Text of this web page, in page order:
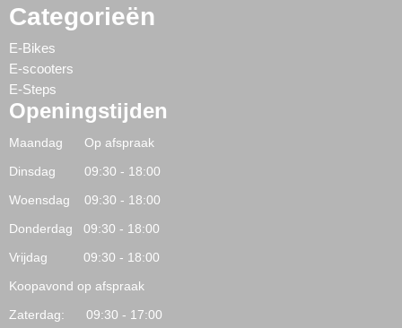
Categorieën
E-Bikes
E-scooters
E-Steps
Openingstijden
Maandag Op afspraak
Dinsdag 09:30 - 18:00
Woensdag 09:30 - 18:00
Donderdag 09:30 - 18:00
Vrijdag 09:30 - 18:00
Koopavond op afspraak
Zaterdag: 09:30 - 17:00